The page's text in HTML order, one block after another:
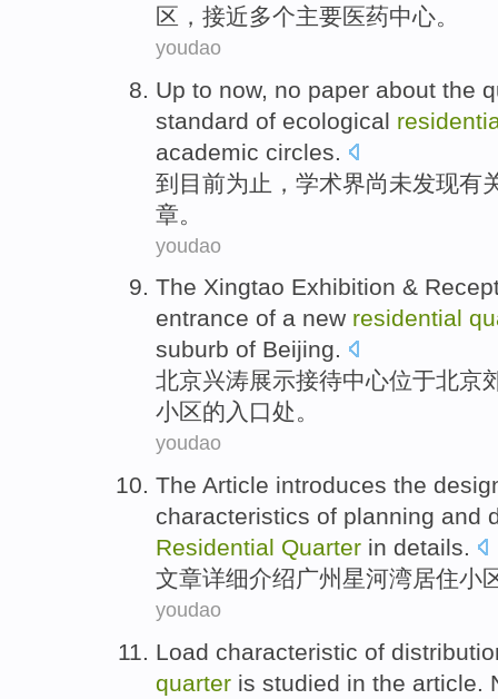
区 ， 接近多个主要医药中心。
youdao
Up to now, no paper about the
standard of ecological
academic circles.
到 目前为止 ， 学术界尚未发现有
章 。
youdao
The Xingtao Exhibition &
entrance of a new residential
suburb of Beijing.
北京兴涛展示接待中心位于北京
小区的 入口处。
youdao
The Article introduces the
characteristics of planning and
Residential Quarter in details.
文章详细介绍广州星河湾居住小
youdao
Load characteristic of
quarter is studied in the article.